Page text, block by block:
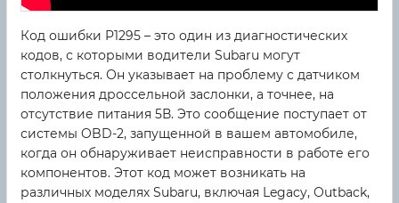
Код ошибки P1295 – это один из диагностических
кодов, с которыми водители Subaru могут
столкнуться. Он указывает на проблему с датчиком
положения дроссельной заслонки, а точнее, на
отсутствие питания 5В. Это сообщение поступает от
системы OBD-2, запущенной в вашем автомобиле,
когда он обнаруживает неисправности в работе его
компонентов. Этот код может возникать на
различных моделях Subaru, включая Legacy, Outback,